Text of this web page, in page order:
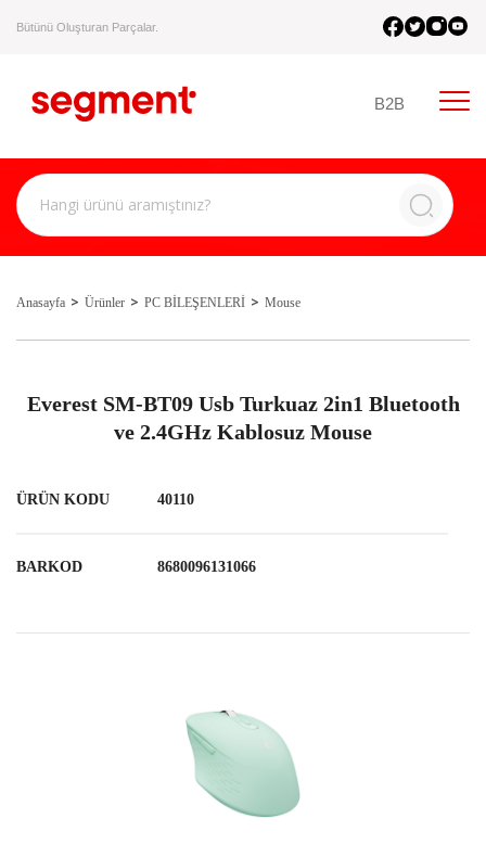
Bütünü Oluşturan Parçalar.
B2B
Anasayfa Ürünler PC BİLEŞENLERİ Mouse
Everest SM-BT09 Usb Turkuaz 2in1 Bluetooth
ve 2.4GHz Kablosuz Mouse
ÜRÜN KODU 40110
BARKOD 8680096131066